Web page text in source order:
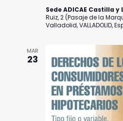
Sede ADICAE Castilla y
Ruiz, 2 (Pasaje de la
Valladolid, VALLADOLID,
MAR
23